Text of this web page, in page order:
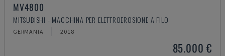
MV4800
MITSUBISHI - MACCHINA PER ELETTROEROSIONE A FILO
GERMANIA 2018
85.000 €